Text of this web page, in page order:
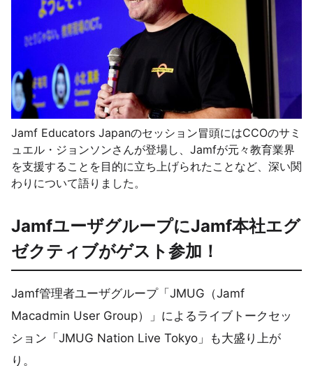
Jamf Educators Japanのセッション冒頭にはCCOのサミ
ュエル・ジョンソンさんが登場し、Jamfが元々教育業界
を支援することを目的に立ち上げられたことなど、深い関
わりについて語りました。
JamfユーザグループにJamf本社エグ
ゼクティブがゲスト参加！
Jamf管理者ユーザグループ「JMUG（Jamf
Macadmin User Group）」によるライブトークセッ
ション「JMUG Nation Live Tokyo」も大盛り上が
り。